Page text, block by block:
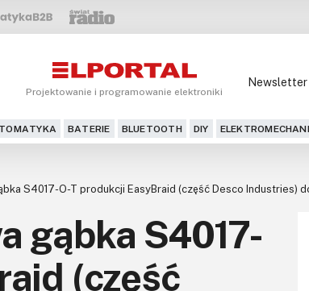
Projektowanie i programowanie elektroniki
Newsletter
BATERIE BLUETOOTH DIY
S4017-O-T produkcji EasyBraid (część Desco Industries)
gąbka S4017-
(część